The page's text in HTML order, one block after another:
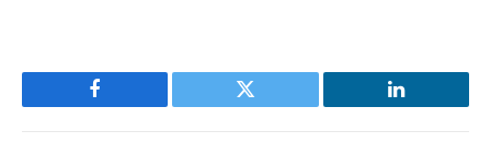
Facebook Twitter LinkedIn